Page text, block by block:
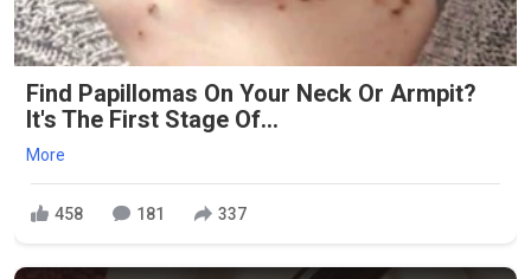
Find Papillomas On Your Neck Or Armpit?
It's The First Stage Of...
More
458 181 337